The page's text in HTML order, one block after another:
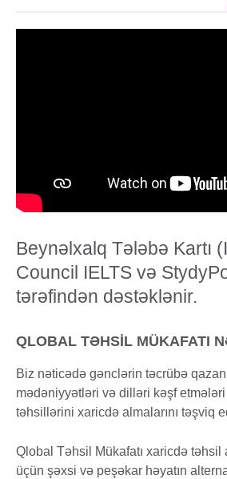
Beynəlxalq Tələbə Kartı
Council IELTS və
tərəfindən dəstəklənir.
QLOBAL TƏHSİL MÜKAFATI
Biz nəticədə gənclərin təcrübə
mədəniyyətləri və dilləri kəşf
təhsillərini xaricdə almalarını təşviq
Qlobal Təhsil Mükafatı xaricdə təhsil
üçün şəxsi və peşəkar həyatın